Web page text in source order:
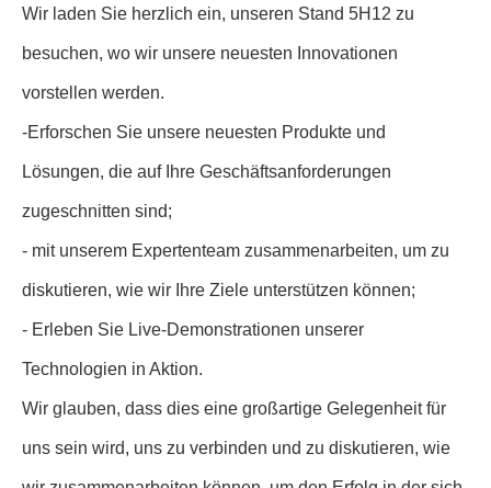
Wir laden Sie herzlich ein, unseren Stand 5H12 zu
besuchen, wo wir unsere neuesten Innovationen
vorstellen werden.
-Erforschen Sie unsere neuesten Produkte und
Lösungen, die auf Ihre Geschäftsanforderungen
zugeschnitten sind;
- mit unserem Expertenteam zusammenarbeiten, um zu
diskutieren, wie wir Ihre Ziele unterstützen können;
- Erleben Sie Live-Demonstrationen unserer
Technologien in Aktion.
Wir glauben, dass dies eine großartige Gelegenheit für
uns sein wird, uns zu verbinden und zu diskutieren, wie